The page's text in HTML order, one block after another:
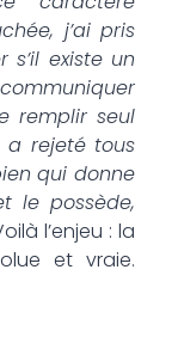
j’ai pris
existe un
remplir seul
a rejeté tous
qui donne
le possède,
l’enjeu : la
et vraie.